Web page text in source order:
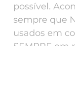
possível.
sempre que
usados em
SEMPRE em